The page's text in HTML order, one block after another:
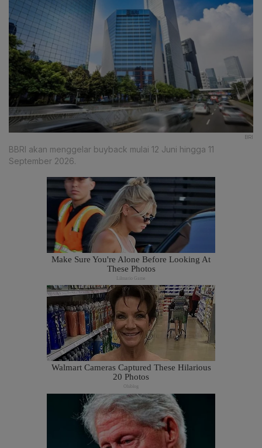
BRI
BBRI akan menggelar buyback mulai 12 Juni hingga 11
September 2026.